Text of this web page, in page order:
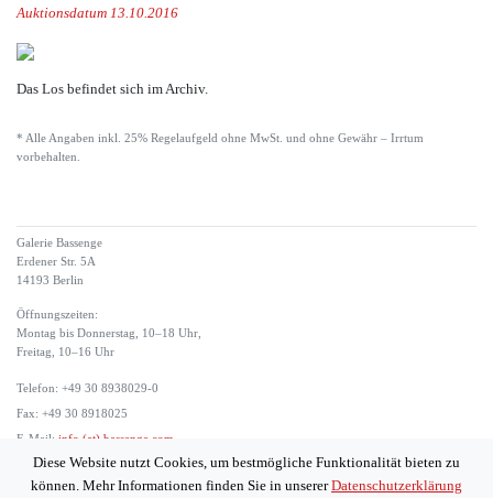
Auktionsdatum 13.10.2016
Das Los befindet sich im Archiv.
* Alle Angaben inkl. 25% Regelaufgeld ohne MwSt. und ohne Gewähr – Irrtum
vorbehalten.
Galerie Bassenge
Erdener Str. 5A
14193 Berlin
Öffnungszeiten:
Montag bis Donnerstag, 10–18 Uhr,
Freitag, 10–16 Uhr
Telefon: +49 30 8938029-0
Fax: +49 30 8918025
E-Mail: info (at) bassenge.com
Diese Website nutzt Cookies, um bestmögliche Funktionalität bieten zu
können. Mehr Informationen finden Sie in unsererDatenschutzerklärung